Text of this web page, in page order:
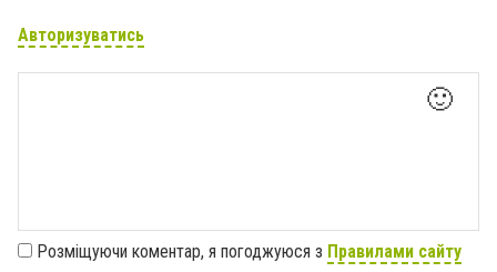
Авторизуватись
🙂
Розміщуючи коментар, я погоджуюся з Правилами сайту